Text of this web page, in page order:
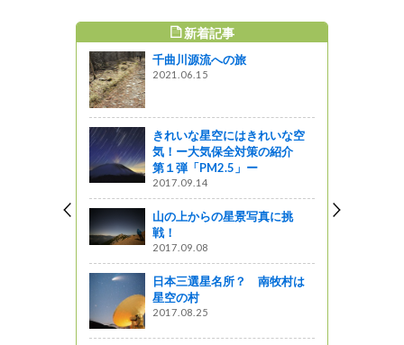
新着記事
千曲川源流への旅
2021.06.15
きれいな星空にはきれいな空
気！ー大気保全対策の紹介
第１弾「PM2.5」ー
2017.09.14
山の上からの星景写真に挑
戦！
2017.09.08
日本三選星名所？ 南牧村は
星空の村
2017.08.25